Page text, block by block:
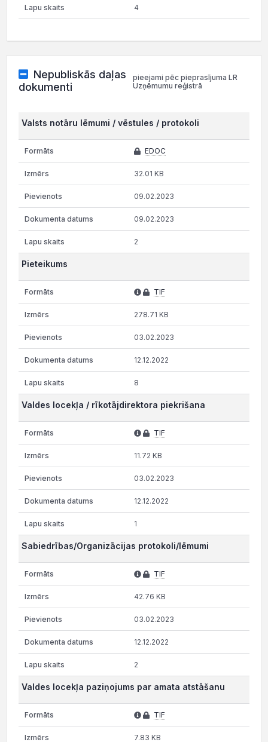
4
Nepubliskās daļas
dokumenti
pieejami pēc pieprasījuma LR
Uzņēmumu reģistrā
Valsts notāru lēmumi / vēstules / protokoli
EDOC
32.01 KB
09.02.2023
09.02.2023
2
Pieteikums
TIF
278.71 KB
03.02.2023
12.12.2022
8
Valdes locekļa / rīkotājdirektora piekrišana
TIF
11.72 KB
03.02.2023
12.12.2022
1
Sabiedrības/Organizācijas protokoli/lēmumi
TIF
42.76 KB
03.02.2023
12.12.2022
2
Valdes locekļa paziņojums par amata atstāšanu
TIF
7.83 KB